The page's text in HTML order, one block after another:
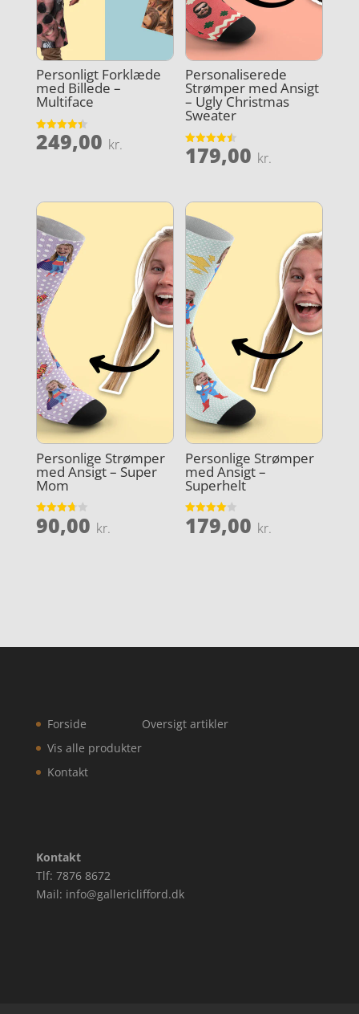
Personligt Forklæde
med Billede –
Multiface
Vurderet
4.4
249,00 kr.
Personaliserede
Strømper med Ansigt
– Ugly Christmas
Sweater
Vurderet
4.5
179,00 kr.
Personlige Strømper
med Ansigt – Super
Mom
Vurderet
3.7
90,00 kr.
Personlige Strømper
med Ansigt –
Superhelt
Vurderet
4
179,00 kr.
Forside
Vis alle produkter
Kontakt
Oversigt artikler
Kontakt
Tlf: 7876 8672
Mail: info@gallericlifford.dk